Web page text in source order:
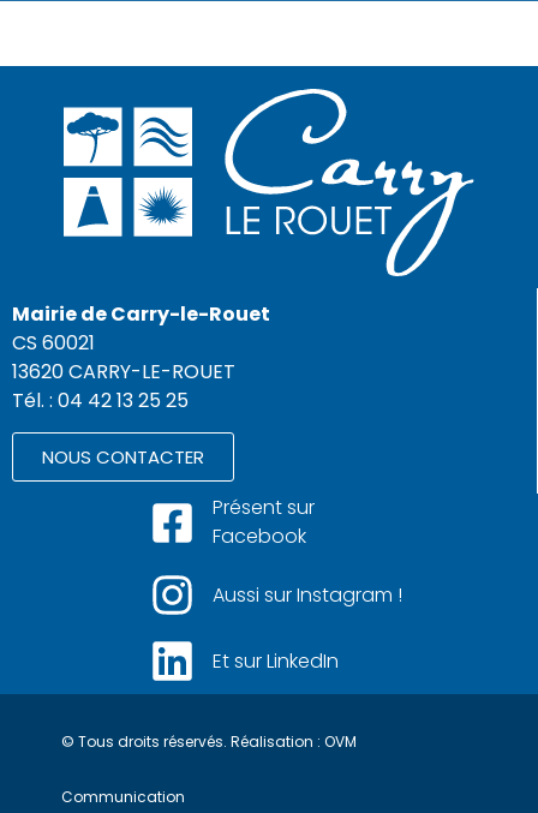
Mairie de Carry-le-Rouet
CS 60021
13620 CARRY-LE-ROUET
Tél. : 04 42 13 25 25
NOUS CONTACTER
Présent sur
Facebook
Aussi sur Instagram !
Et sur LinkedIn
© Tous droits réservés. Réalisation : OVM
Communication